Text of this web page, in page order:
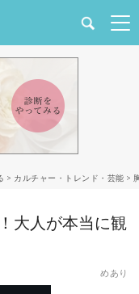
> カルチャー・トレンド・芸能 >
大人が本当に観
めあり